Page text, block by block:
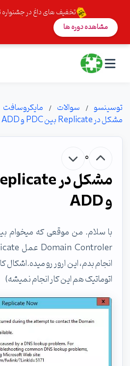
تخفیف های داغ در جشنواره
مشاهده دوره ها
توسینسو سوالات
مایکروسافت
مشکل در Replicate بین PDC و ADD
0
و ADD
انجام بدم، این ارور رو
اتوماتیک هم این کار انجام نمیشه)